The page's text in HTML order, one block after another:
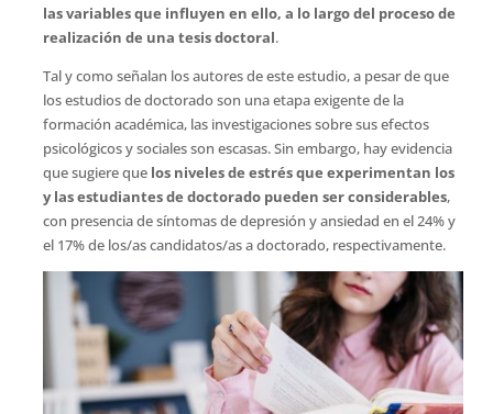
las variables que influyen en ello, a lo largo del proceso de
realización de una tesis doctoral.
Tal y como señalan los autores de este estudio, a pesar de que
los estudios de doctorado son una etapa exigente de la
formación académica, las investigaciones sobre sus efectos
psicológicos y sociales son escasas. Sin embargo, hay evidencia
que sugiere que los niveles de estrés que experimentan los
y las estudiantes de doctorado pueden ser considerables,
con presencia de síntomas de depresión y ansiedad en el 24% y
el 17% de los/as candidatos/as a doctorado, respectivamente.